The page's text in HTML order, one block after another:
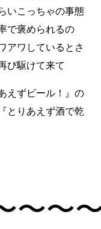
いこっちゃの事態
で褒められるの
アワしているとさ
び駆けて来て
えずビール！』の
とりあえず酒で乾
〜〜